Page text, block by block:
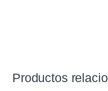
Productos